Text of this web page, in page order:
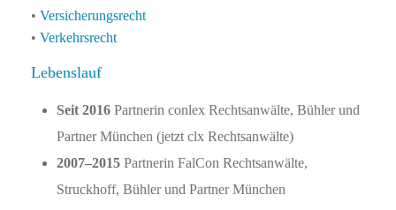
• Ver­sicherungs­recht
• Verkehrsrecht
Lebenslauf
Seit 2016 Partnerin conlex Rechtsanwälte, Bühler und
Partner München (jetzt clx Rechtsanwälte)
2007–2015 Partnerin FalCon Rechtsanwälte,
Struckhoff, Bühler und Partner München